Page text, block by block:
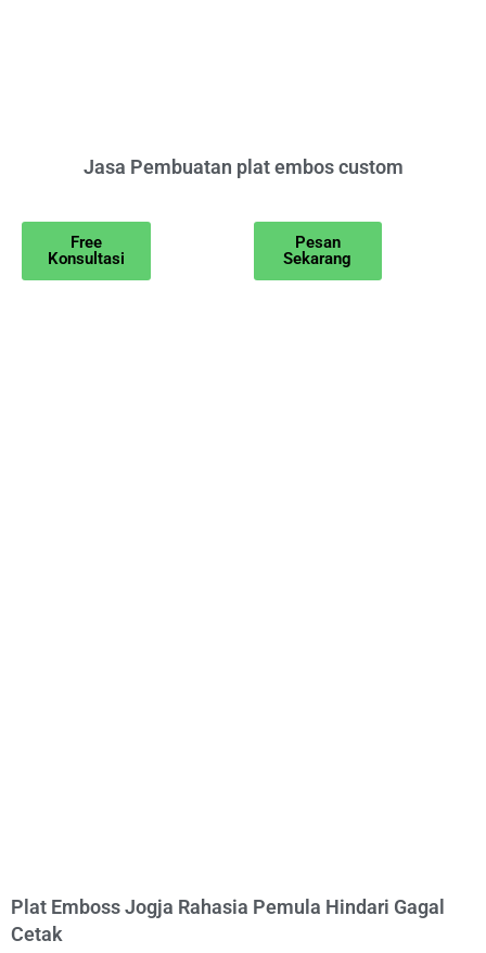
Jasa Pembuatan plat embos custom
Free
Konsultasi
Pesan
Sekarang
Plat Emboss Jogja Rahasia Pemula Hindari Gagal
Cetak